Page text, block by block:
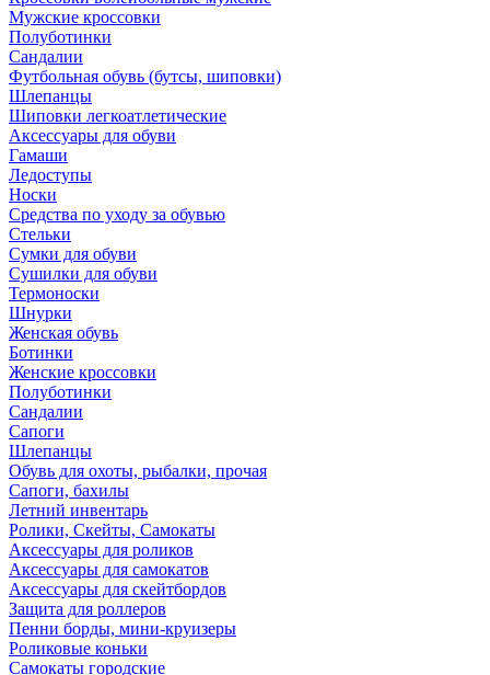
Мужские кроссовки
Полуботинки
Сандалии
Футбольная обувь (бутсы, шиповки)
Шлепанцы
Шиповки легкоатлетические
Аксессуары для обуви
Гамаши
Ледоступы
Носки
Средства по уходу за обувью
Стельки
Сумки для обуви
Сушилки для обуви
Термоноски
Шнурки
Женская обувь
Ботинки
Женские кроссовки
Полуботинки
Сандалии
Сапоги
Шлепанцы
Обувь для охоты, рыбалки, прочая
Сапоги, бахилы
Летний инвентарь
Ролики, Скейты, Самокаты
Аксессуары для роликов
Аксессуары для самокатов
Аксессуары для скейтбордов
Защита для роллеров
Пенни борды, мини-круизеры
Роликовые коньки
Самокаты городские